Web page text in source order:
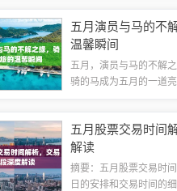
体系的复杂机制，推动
五月演员与马的不
温馨瞬间
五月，演员与马的不解
骑的马成为五月的一道
与马共同诠释生命魅力
五月股票交易时间
解读
摘要：五月股票交易时
日的安排和交易时间的